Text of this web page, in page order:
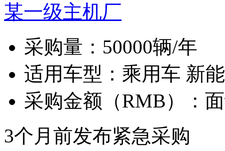
某一级主机厂
采购量： 50000辆/年
适用车型： 乘用车 新
采购金额（RMB）：
3个月前发布紧急采购